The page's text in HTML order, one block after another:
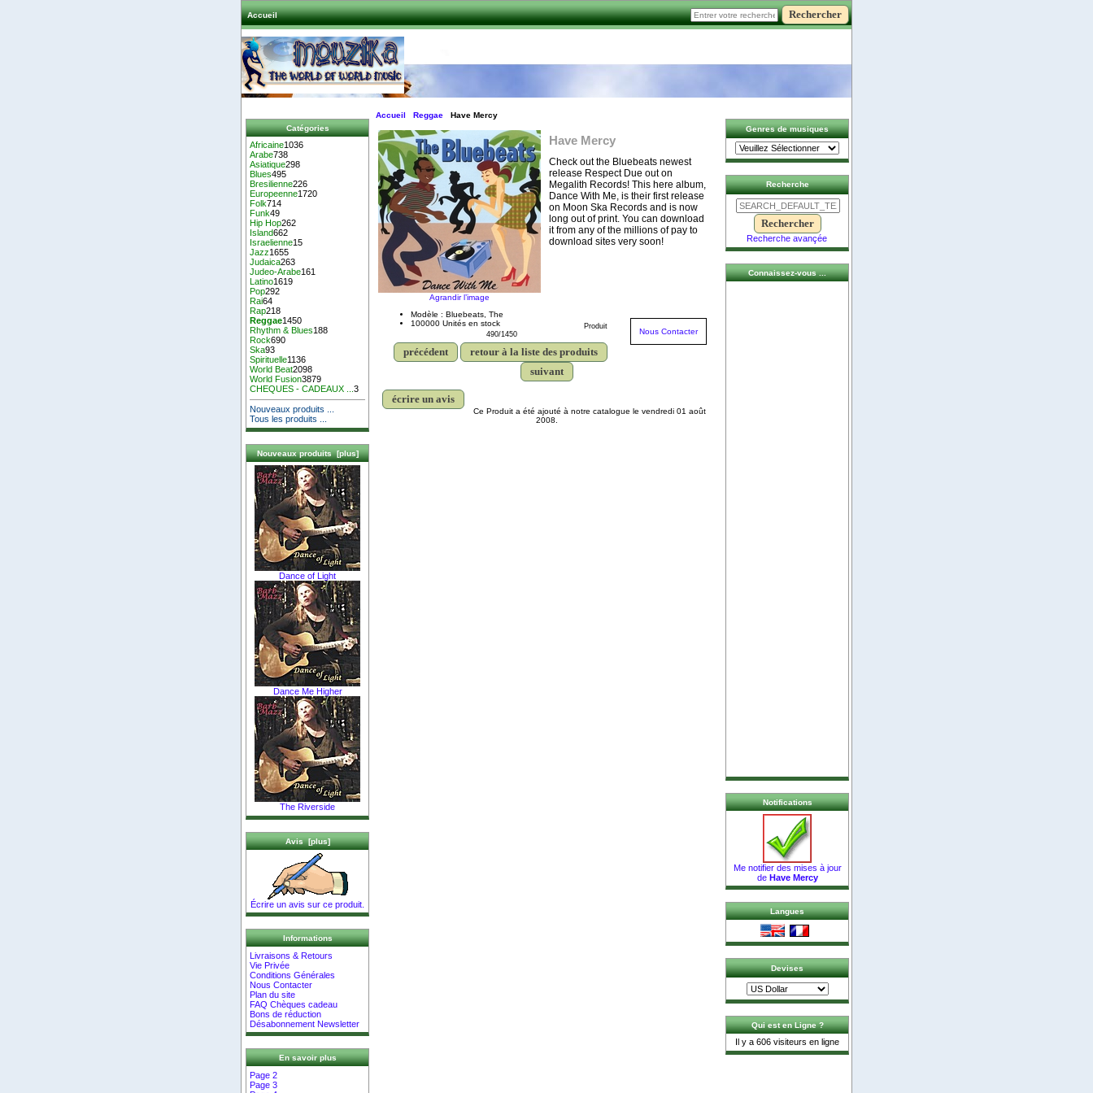
Accueil
Catégories
Africaine1036
Arabe738
Asiatique298
Blues495
Bresilienne226
Europeenne1720
Folk714
Funk49
Hip Hop262
Island662
Israelienne15
Jazz1655
Judaica263
Judeo-Arabe161
Latino1619
Pop292
Rai64
Rap218
Reggae1450
Rhythm & Blues188
Rock690
Ska93
Spirituelle1136
World Beat2098
World Fusion3879
CHEQUES - CADEAUX ...3
Nouveaux produits ...
Tous les produits ...
Nouveaux produits [plus]
Dance of Light
Dance Me Higher
The Riverside
Avis [plus]
Écrire un avis sur ce produit.
Informations
Livraisons & Retours
Vie Privée
Conditions Générales
Nous Contacter
Plan du site
FAQ Chèques cadeau
Bons de réduction
Désabonnement Newsletter
En savoir plus
Page 2
Page 3
Accueil Reggae Have Mercy
Agrandir l’image
Have Mercy
Check out the Bluebeats newest
release Respect Due out on
Megalith Records! This here album,
Dance With Me, is their first release
on Moon Ska Records and is now
long out of print. You can download
it from any of the millions of pay to
download sites very soon!
Nous Contacter
Modèle : Bluebeats, The
100000 Unités en stock
Produit
490/1450
précédent
retour à la liste des produits
suivant
écrire un avis
Ce Produit a été ajouté à notre catalogue le vendredi 01 août
2008.
Genres de musiques
Recherche
Recherche avançée
Connaissez-vous ...
Notifications
Me notifier des mises à jour
de Have Mercy
Langues
Devises
Qui est en Ligne ?
Il y a 606 visiteurs en ligne